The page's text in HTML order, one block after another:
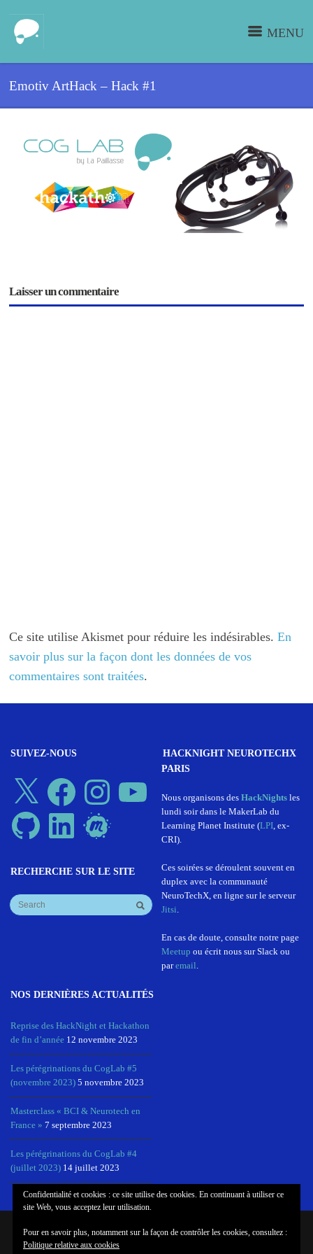
MENU
Emotiv ArtHack – Hack #1
Laisser un commentaire
Ce site utilise Akismet pour réduire les indésirables.En
savoir plus sur la façon dont les données de vos
commentaires sont traitées.
SUIVEZ-NOUS
X Facebook Instagram
GitHub LinkedIn Meetup
RECHERCHE SUR LE SITE
HACKNIGHT NEUROTECHX
PARIS
Nous organisons des HackNightsles
lundi soir dans le MakerLab du
Learning Planet Institute (LPI, ex-
CRI).
Ces soirées se déroulent souvent en
duplex avec la communauté
NeuroTechX, en ligne sur le serveur
Jitsi.
En cas de doute, consulte notre page
Meetup ou écrit nous sur Slack ou
paremail.
NOS DERNIÈRES ACTUALITÉS
Reprise des HackNight et Hackathon
de fin d’année 12 novembre 2023
Les pérégrinations du CogLab #5
(novembre 2023) 5 novembre 2023
Masterclass « BCI & Neurotech en
France » 7 septembre 2023
Les pérégrinations du CogLab #4
(juillet 2023) 14 juillet 2023
© COPYRIGHT COGLAB, NEUROTECHX PARIS
Confidentialité et cookies : ce site utilise des cookies. En continuant à utiliser ce
site Web, vous acceptez leur utilisation.
Pour en savoir plus, notamment sur la façon de contrôler les cookies, consultez :
Politique relative aux cookies